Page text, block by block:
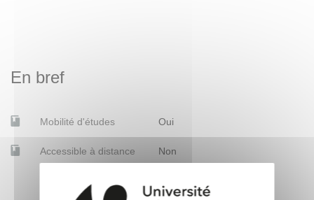
En bref
Mobilité d'études Oui
Accessible à distance Non